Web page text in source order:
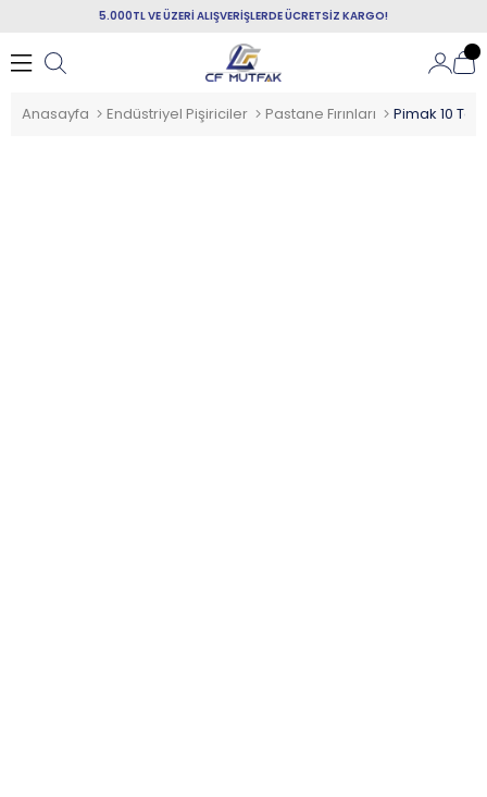
5.000TL VE ÜZERİ ALIŞVERİŞLERDE ÜCRETSİZ KARGO!
Anasayfa Endüstriyel Pişiriciler Pastane Fırınları